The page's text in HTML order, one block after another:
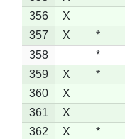
356
X
357
X *
358
*
359
X *
360
X
361
X
362
X *